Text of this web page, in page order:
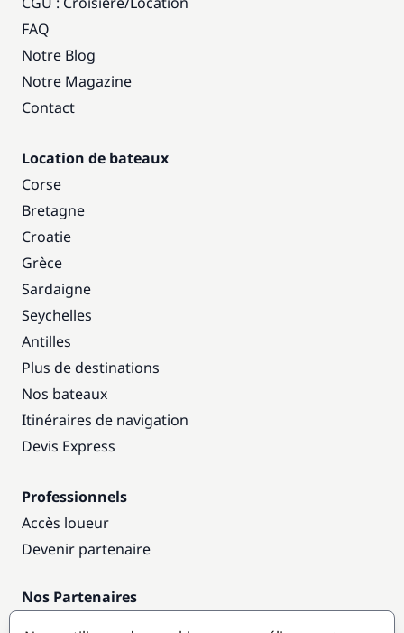
FAQ
Notre Blog
Notre Magazine
Contact
Location de bateaux
Corse
Bretagne
Croatie
Grèce
Sardaigne
Seychelles
Antilles
Plus de destinations
Nos bateaux
Itinéraires de navigation
Devis Express
Professionnels
Accès loueur
Devenir partenaire
Nos Partenaires